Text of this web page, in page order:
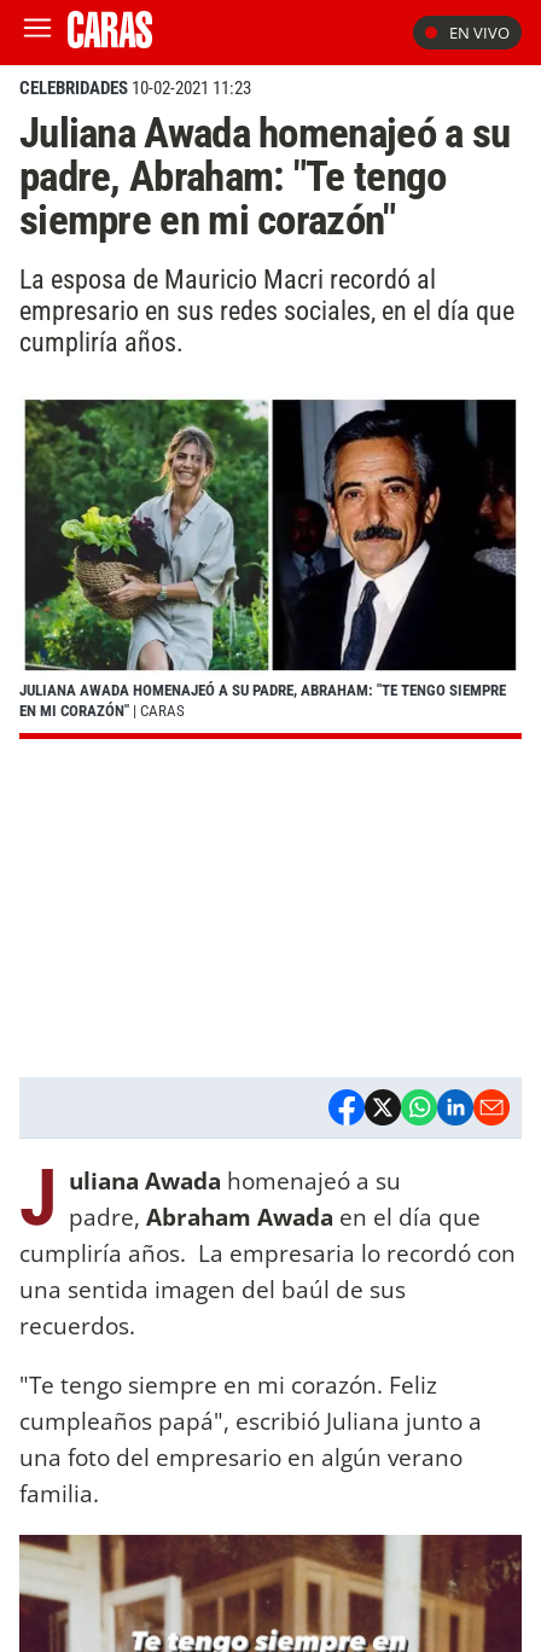
EN VIVO
CELEBRIDADES 10-02-2021 11:23
Juliana Awada homenajeó a su
padre, Abraham: "Te tengo
siempre en mi corazón"
La esposa de Mauricio Macri recordó al
empresario en sus redes sociales, en el día que
cumpliría años.
JULIANA AWADA HOMENAJEÓ A SU PADRE, ABRAHAM: "TE TENGO SIEMPRE
EN MI CORAZÓN" | CARAS
J uliana Awada homenajeó a su
padre, Abraham Awada en el día que
cumpliría años. La empresaria lo recordó con
una sentida imagen del baúl de sus
recuerdos.
"Te tengo siempre en mi corazón. Feliz
cumpleaños papá", escribió Juliana junto a
una foto del empresario en algún verano
familia.